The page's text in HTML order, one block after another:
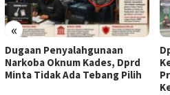
«
Dugaan Penyalahgunaan
Narkoba Oknum Kades, Dprd
Minta Tidak Ada Tebang Pilih